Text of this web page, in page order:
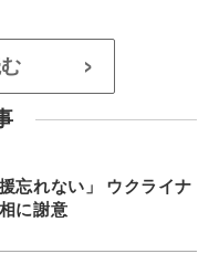
>
忘れない」 ウクライナ
に謝意